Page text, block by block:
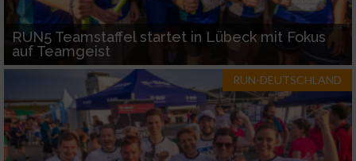
RUN5 Teamstaffel startet in Lübeck mit Fokus
auf Teamgeist
RUN-DEUTSCHLAND